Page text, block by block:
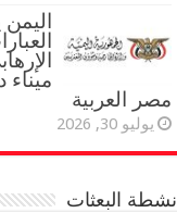
مصر العربية
يوليو 30, 2026
أنشطة البعثات